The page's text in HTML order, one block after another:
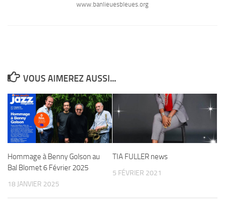
www.banlieuesbleues.org
VOUS AIMEREZ AUSSI...
Hommage à Benny Golson au
Bal Blomet 6 Février 2025
18 JANVIER 2025
TIA FULLER news
5 FÉVRIER 2021